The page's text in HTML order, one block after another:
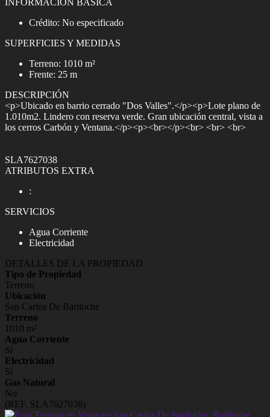
INFORMACIÓN BÁSICA
Crédito: No especificado
SUPERFICIES Y MEDIDAS
Terreno: 1010 m²
Frente: 25 m
DESCRIPCIÓN
<p>Ubicado en barrio cerrado "Dos Valles".</p><p>Lote plano de
1.010m2. Lindero con reserva verde. Gran ubicación central, vista a
los cerros Carbón y Ventana.</p><p><br></p><br> <br> <br>
SLA7627038
ATRIBUTOS EXTRA
:
SERVICIOS
Agua Corriente
Electricidad
DETALLES DE LA PROPIEDAD
Tipo de Propiedad
Terreno
Ubicación
San Carlos De Bariloche
Terreno
1010 m²
Agua Corriente
Sí
Electricidad
Sí
Gas Natural
No
(REF. SLA7627038)